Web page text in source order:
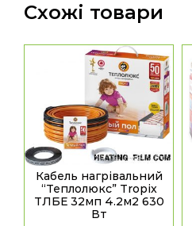
Схожі товари
Кабель нагрівальний
“Теплолюкс” Tropix
ТЛБЕ 32мп 4.2м2 630
Вт